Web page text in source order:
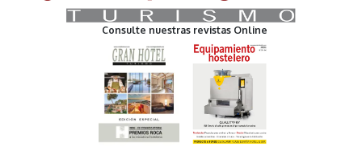
Consulte nuestras revistas Online